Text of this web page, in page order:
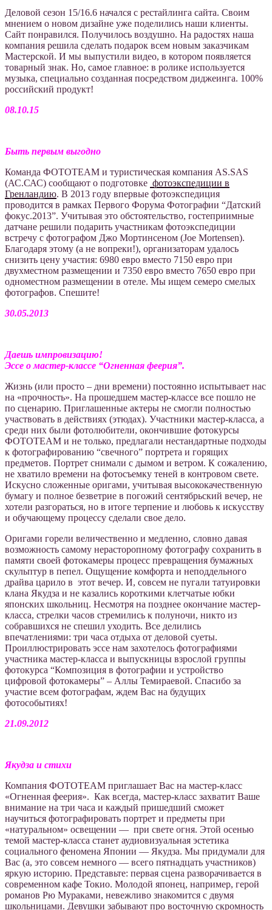
Деловой сезон 15/16.6 начался с рестайлинга сайта. Cвоим
мнением о новом дизайне уже поделились наши клиенты.
Cайт понравился. Получилось воздушно. На радостях наша
компания решила сделать подарок всем новым заказчикам
Мастерской. И мы выпустили видео, в котором появляется
товарный знак. Но, самое главное: в ролике используется
музыка, специально созданная посредством диджеинга. 100%
российский продукт!
08.10.15
Быть первым выгодно
Команда ФОТОTEAM и туристическая компания AS.SAS
(АС.САС) сообщают о подготовке фотоэкспедиции в
Гренландию. В 2013 году впервые фотоэкспедиция
проводится в рамках Первого Форума Фотографии “Датский
фокус.2013”. Учитывая это обстоятельство, гостеприимные
датчане решили подарить участникам фотоэкспедиции
встречу с фотографом Джо Мортинсеном (Joe Mortensen).
Благодаря этому (а не вопреки!), организаторам удалось
снизить цену участия: 6980 евро вместо 7150 евро при
двухместном размещении и 7350 евро вместо 7650 евро при
одноместном размещении в отеле. Мы ищем семеро смелых
фотографов. Cпешите!
30.05.2013
Даешь импровизацию!
Эссе о мастер-классе “Огненная феерия”.
Жизнь (или просто – дни времени) постоянно испытывает нас
на «прочность». На прошедшем мастер-классе все пошло не
по сценарию. Приглашенные актеры не смогли полностью
участвовать в действиях (этюдах). Участники мастер-класса, а
среди них были фотолюбители, окончившие фотокурсы
ФОТОTEAM и не только, предлагали нестандартные подходы
к фотографированию “свечного” портрета и горящих
предметов. Портрет снимали с дымом и ветром. К сожалению,
не хватило времени на фотосъемку теней в контровом свете.
Искусно сложенные оригами, учитывая высококачественную
бумагу и полное безветрие в погожий сентябрьский вечер, не
хотели разгораться, но в итоге терпение и любовь к искусству
и обучающему процессу сделали свое дело.
Оригами горели величественно и медленно, словно давая
возможность самому нерасторопному фотографу сохранить в
памяти своей фотокамеры процесс превращения бумажных
скульптур в пепел. Ощущение комфорта и неподдельного
драйва царило в этот вечер. И, совсем не пугали татуировки
клана Якудза и не казались короткими клетчатые юбки
японских школьниц. Несмотря на позднее окончание мастер-
класса, стрелки часов стремились к полуночи, никто из
собравшихся не спешил уходить. Все делились
впечатлениями: три часа отдыха от деловой суеты.
Проиллюстрировать эссе нам захотелось фотографиями
участника мастер-класса и выпускницы взрослой группы
фотокурса “Композиция в фотографии и устройство
цифровой фотокамеры” – Аллы Темираевой. Cпасибо за
участие всем фотографам, ждем Вас на будущих
фотособытиях!
21.09.2012
Якудза и стихи
Компания ФОТОТЕАМ приглашает Вас на мастер-класс
«Огненная феерия». Как всегда, мастер-класс захватит Ваше
внимание на три часа и каждый пришедший сможет
научиться фотографировать портрет и предметы при
«натуральном» освещении — при свете огня. Этой осенью
темой мастер-класса станет аудиовизуальная эстетика
социального феномена Японии — Якудза. Мы придумали для
Вас (а, это совсем немного — всего пятнадцать участников)
яркую историю. Представьте: первая сцена разворачивается в
современном кафе Токио. Молодой японец, например, герой
романов Рю Мураками, невежливо знакомится с двумя
школьницами. Девушки забывают про восточную скромность